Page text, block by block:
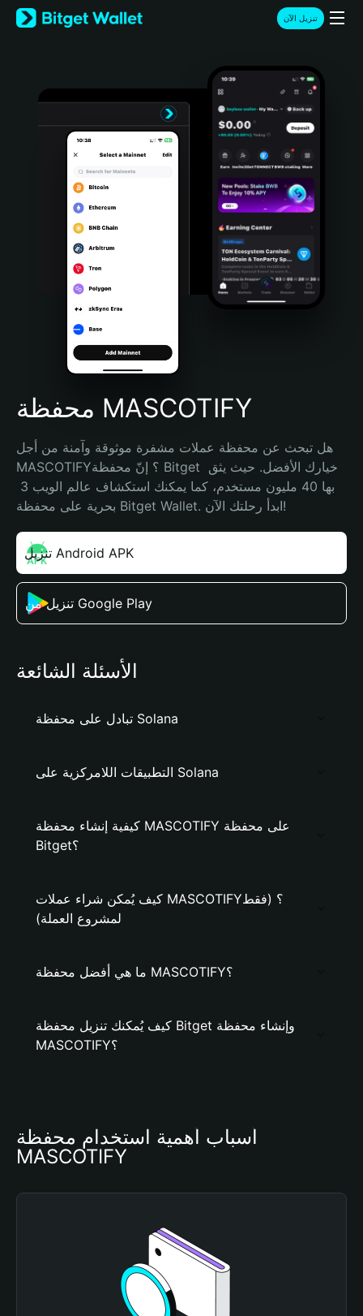
English
日本語
Türkçe
Português (Portugal)
Bahasa Indonesia
Português (Brasil)
Español (Argentina)
تنزيل الآن
محفظة MASCOTIFY
هل تبحث عن محفظة عملات مشفرة موثوقة وآمنة من أجل
MASCOTIFY؟ إنّ محفظة Bitget خيارك الأفضل. حيث يثق
بحرية على محفظة Bitget Wallet. ابدأ رحلتك الآن!
تنزيل Android APK
تنزيل من Google Play
الأسئلة الشائعة
تبادل على محفظة Solana
التطبيقات اللامركزية على Solana
كيفية إنشاء محفظة MASCOTIFY على محفظة
Bitget؟
كيف يُمكن شراء عملات MASCOTIFY؟ (فقط
لمشروع العملة)
ما هي أفضل محفظة MASCOTIFY؟
كيف يُمكنك تنزيل محفظة Bitget وإنشاء محفظة
MASCOTIFY؟
أسباب أهمية استخدام محفظة
MASCOTIFY